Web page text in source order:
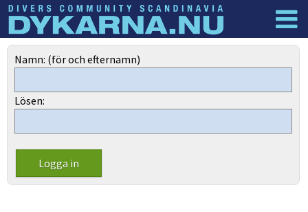
Dyknyheter
Namn: (för och efternamn)
Lösen: